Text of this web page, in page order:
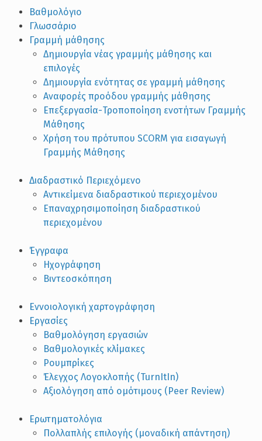
Βαθμολόγιο
Γλωσσάριο
Γραμμή μάθησης
Δημιουργία νέας γραμμής μάθησης και
επιλογές
Δημιουργία ενότητας σε γραμμή μάθησης
Αναφορές προόδου γραμμής μάθησης
Επεξεργασία-Τροποποίηση ενοτήτων Γραμμής
Μάθησης
Χρήση του πρότυπου SCORM για εισαγωγή
Γραμμής Μάθησης
Διαδραστικό Περιεχόμενο
Αντικείμενα διαδραστικού περιεχομένου
Επαναχρησιμοποίηση διαδραστικού
περιεχομένου
Έγγραφα
Ηχογράφηση
Βιντεοσκόπηση
Εννοιολογική χαρτογράφηση
Εργασίες
Βαθμολόγηση εργασιών
Βαθμολογικές κλίμακες
Ρουμπρίκες
Έλεγχος Λογοκλοπής (TurnItIn)
Αξιολόγηση από ομότιμους (Peer Review)
Ερωτηματολόγια
Πολλαπλής επιλογής (μοναδική απάντηση)